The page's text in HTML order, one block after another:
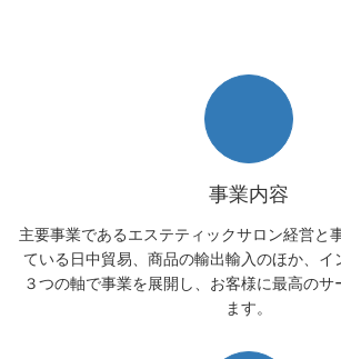
事業内容
主要事業であるエステティックサロン経営と
ている日中貿易、商品の輸出輸入のほか、イ
３つの軸で事業を展開し、お客様に最高のサ
ます。